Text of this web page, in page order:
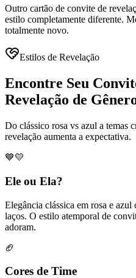
Outro cartão de convite de
estilo completamente diferente.
totalmente novo.
Estilos de Revelação
Encontre Seu
Revelação de
Do clássico rosa vs azul a temas
revelação aumenta a expectativa.
💙💛
Ele ou Ela?
Elegância clássica em rosa e
laços. O estilo atemporal de
adoram.
🏈
Cores de Time